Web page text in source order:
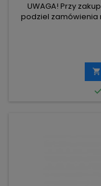
UWAGA! Przy
podziel zamówienia
kosztu transportu!
